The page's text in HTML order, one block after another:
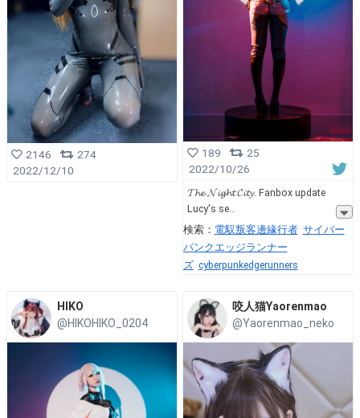
2146
274
2022/12/10
189
25
2022/10/26
𝓣𝓱𝓮 𝓝𝓲𝓰𝓱𝓽 𝓒𝓲𝓽𝔂. Fanbox update
Lucy's se
検索： 電馭叛客邊緣行者 サイバー
パンクエッジランナー
ズ cyberpunkedgerunners
HIKO
@HIKOHIKO_0204
咬人猫Yaorenmao
@Yaorenmao_neko